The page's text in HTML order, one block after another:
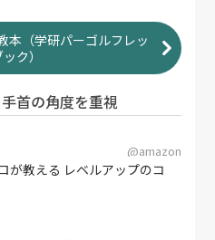
本（学研パーゴルフレッ
ク）
首の角度を重視
@amazon
が教える レベルアップのコ